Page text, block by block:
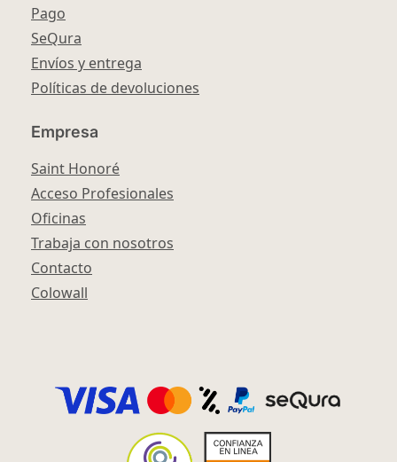
Pago
SeQura
Envíos y entrega
Políticas de devoluciones
Empresa
Saint Honoré
Acceso Profesionales
Oficinas
Trabaja con nosotros
Contacto
Colowall